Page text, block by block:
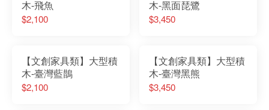
木-飛魚
$2,100
木-黑面琵鷺
$3,450
【文創家具類】大型積
木-臺灣藍鵲
$2,100
【文創家具類】大型積
木-臺灣黑熊
$3,450